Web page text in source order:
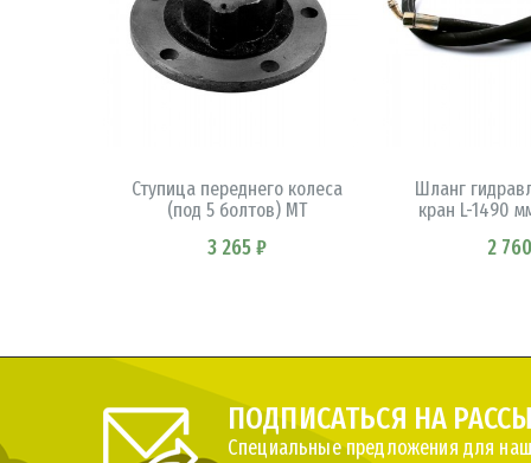
Ступица переднего колеса
(под 5 болтов) МТ
3 265 ₽
Шланг
кран L-1490
2
ПОДПИСАТЬСЯ НА
Специальные предложения для